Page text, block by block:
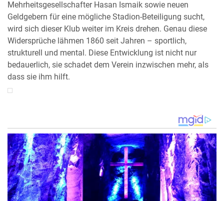
Mehrheitsgesellschafter Hasan Ismaik sowie neuen
Geldgebern für eine mögliche Stadion-Beteiligung sucht,
wird sich dieser Klub weiter im Kreis drehen. Genau diese
Widersprüche lähmen 1860 seit Jahren – sportlich,
strukturell und mental. Diese Entwicklung ist nicht nur
bedauerlich, sie schadet dem Verein inzwischen mehr, als
dass sie ihm hilft.